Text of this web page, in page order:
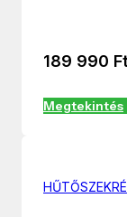
189 990 Ft
Megtekintés